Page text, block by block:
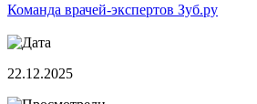
Команда врачей-экспертов Зуб.ру
22.12.2025